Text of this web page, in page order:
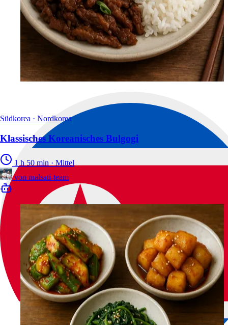
Südkorea · Nordkorea
Klassisches Koreanisches Bulgogi
1 h 50 min · Mittel
von malsati-team